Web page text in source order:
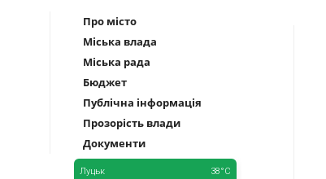
Про місто
Міська влада
Міська рада
Бюджет
Публічна інформація
Прозорість влади
Документи